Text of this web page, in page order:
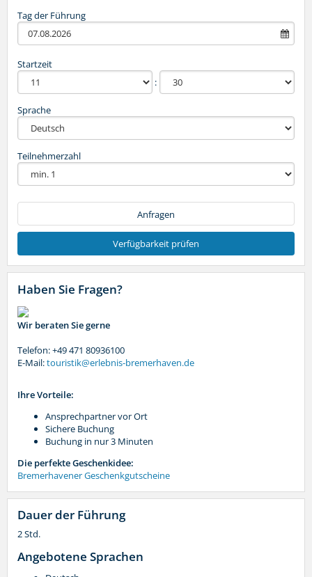
Tag der Führung
Startzeit
Sprache
Teilnehmerzahl
Anfragen
Verfügbarkeit prüfen
Haben Sie Fragen?
Wir beraten Sie gerne
Telefon: +49 471 80936100
E-Mail:touristik@erlebnis-bremerhaven.de
Ihre Vorteile:
Ansprechpartner vor Ort
Sichere Buchung
Buchung in nur 3 Minuten
Die perfekte Geschenkidee:
Bremerhavener Geschenkgutscheine
Dauer der Führung
2 Std.
Angebotene Sprachen